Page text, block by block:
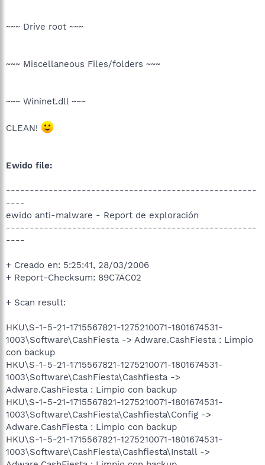
~~~ Drive root ~~~
~~~ Miscellaneous Files/folders ~~~
~~~ Wininet.dll ~~~
CLEAN!
Ewido file:
-----------------------------------------------------
----
ewido anti-malware - Report de exploración
-----------------------------------------------------
----
+ Creado en: 5:25:41, 28/03/2006
+ Report-Checksum: 89C7AC02
+ Scan result:
HKU\S-1-5-21-1715567821-1275210071-1801674531-
1003\Software\CashFiesta -> Adware.CashFiesta : Limpio
con backup
HKU\S-1-5-21-1715567821-1275210071-1801674531-
1003\Software\CashFiesta\Cashfiesta ->
Adware.CashFiesta : Limpio con backup
HKU\S-1-5-21-1715567821-1275210071-1801674531-
1003\Software\CashFiesta\Cashfiesta\Config ->
Adware.CashFiesta : Limpio con backup
HKU\S-1-5-21-1715567821-1275210071-1801674531-
1003\Software\CashFiesta\Cashfiesta\Install ->